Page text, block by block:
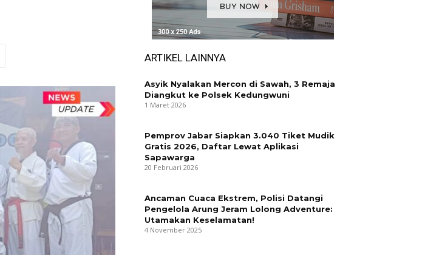
ARTIKEL LAINNYA
Asyik Nyalakan Mercon di Sawah, 3 Remaja
Diangkut ke Polsek Kedungwuni
1 Maret 2026
Pemprov Jabar Siapkan 3.040 Tiket Mudik
Gratis 2026, Daftar Lewat Aplikasi
Sapawarga
20 Februari 2026
Ancaman Cuaca Ekstrem, Polisi Datangi
Pengelola Arung Jeram Lolong Adventure:
Utamakan Keselamatan!
4 November 2025